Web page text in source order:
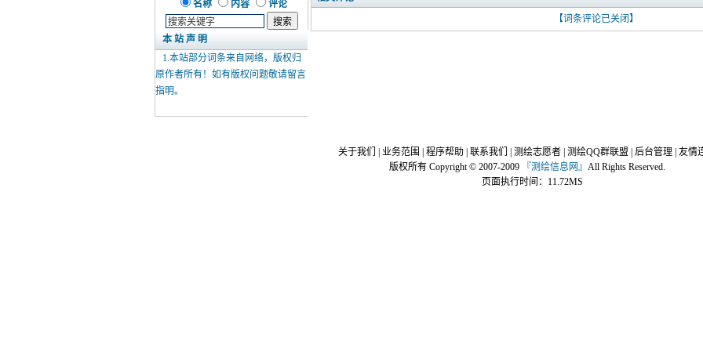
名称 内容 评论
本 站 声 明
1.本站部分词条来自网络，版权归
原作者所有！如有版权问题敬请留言
指明。
【词条评论已关闭】
关于我们 业务范围 程序帮助 联系我们 测绘志愿者 测绘QQ群联盟 后台管理 友情
版权所有 Copyright © 2007-2009
『测绘信息网』 All Rights Reserved.
页面执行时间：11.72MS